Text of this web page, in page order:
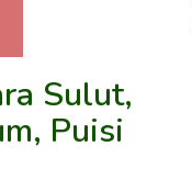
Sulut,
Puisi